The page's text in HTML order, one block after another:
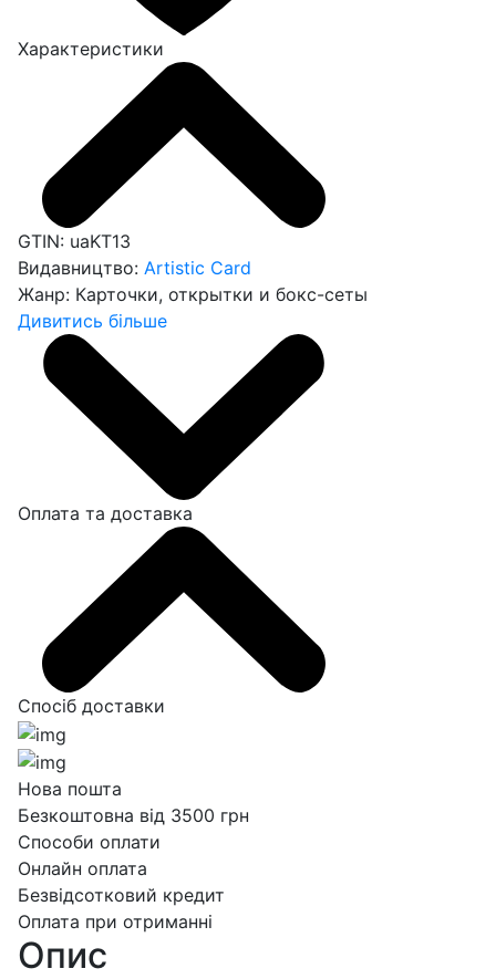
Характеристики
GTIN: uaKT13
Видавництво: Artistic Card
Жанр: Карточки, открытки и бокс-сеты
Дивитись більше
Оплата та доставка
Спосіб доставки
Нова пошта
Безкоштовна від 3500 грн
Способи оплати
Онлайн оплата
Безвідсотковий кредит
Оплата при отриманні
Опис